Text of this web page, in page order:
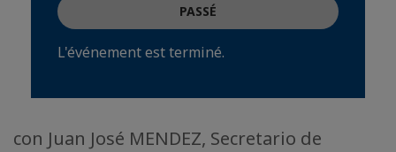
PASSÉ
L'événement est terminé.
con Juan José MENDEZ, Secretario de